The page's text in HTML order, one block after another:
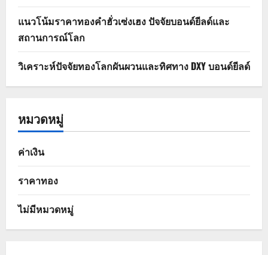
แนวโน้มราคาทองคำฮั่วเซ่งเฮง ปัจจัยบอนด์ยีลด์และ
สถานการณ์โลก
วิเคราะห์ปัจจัยทองโลกผันผวนและทิศทาง DXY บอนด์ยีลด์
หมวดหมู่
ค่าเงิน
ราคาทอง
ไม่มีหมวดหมู่